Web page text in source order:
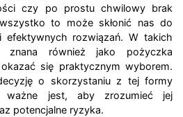
czy po prostu chwilowy brak
to może skłonić nas do
efektywnych rozwiązań. W takich
znana również jako pożyczka
się praktycznym wyborem.
o skorzystaniu z tej formy
ważne jest, aby zrozumieć jej
potencjalne ryzyka.